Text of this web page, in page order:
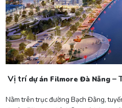
Vị trí dự án Filmore Đà Nẵng–
Nằm trên trục đường Bạch Đằng,